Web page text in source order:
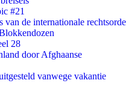
#21
de internationale rechtsorde
28
door Afghaanse
vanwege vakantie